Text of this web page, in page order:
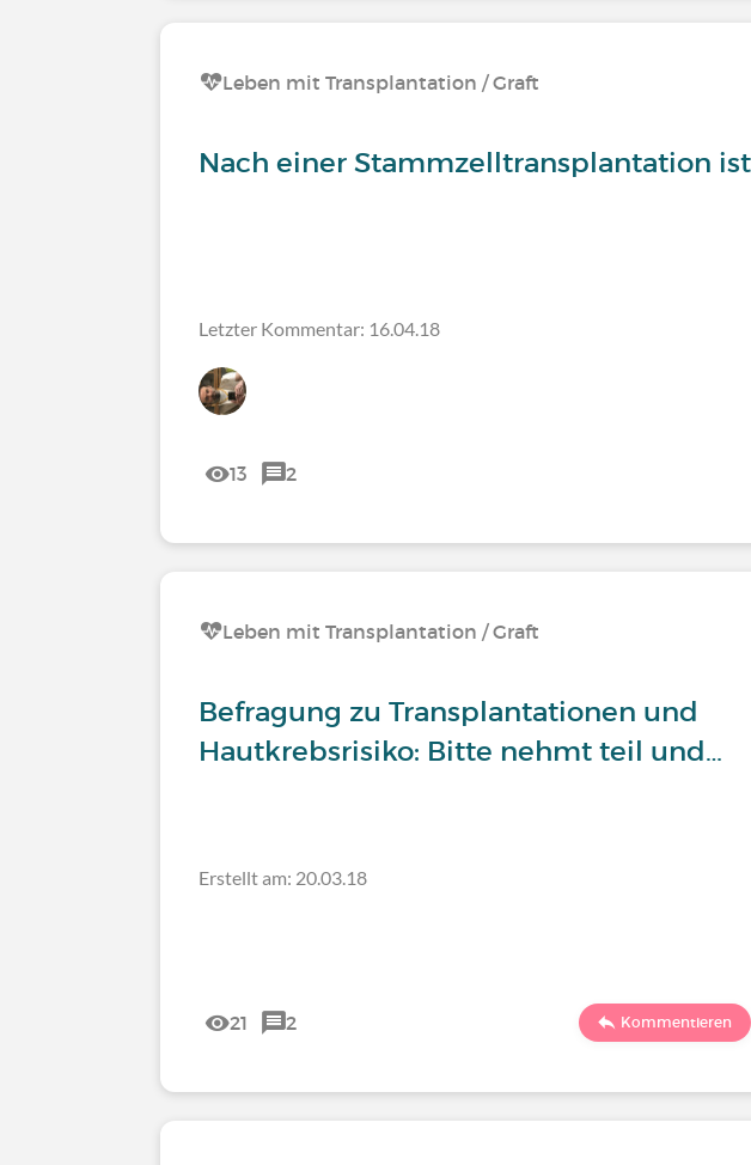
Leben mit Transplantation / Graft
Nach einer Stammzelltransplantation
Letzter Kommentar: 16.04.18
13 2
Leben mit Transplantation / Graft
Befragung zu Transplantationen und
Hautkrebsrisiko: Bitte nehmt teil und…
Erstellt am: 20.03.18
21 2 Kommentieren